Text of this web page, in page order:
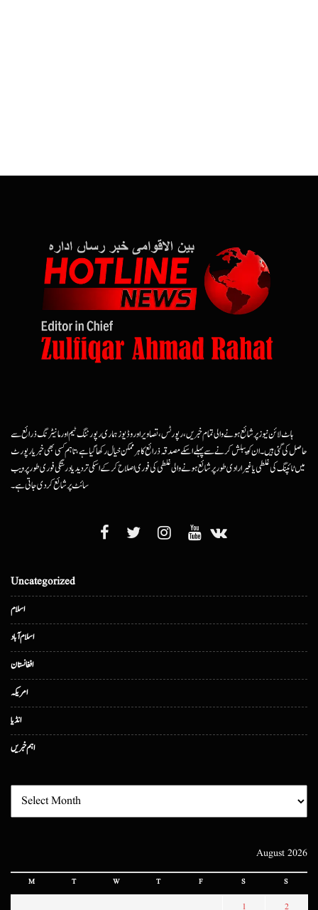
ہاٹ لائن نیوز پر شائع ہونے والی تمام خبریں، رپورٹس، تصاویر اور وڈیوز ہماری رپورٹنگ ٹیم اور مانیٹرنگ ذرائع سے
حاصل کی گئی ہیں۔ ان کو پبلش کرنے سے پہلے اسکے مصدقہ ذرائع کا ہرممکن خیال رکھا گیا ہے، تاہم کسی بھی خبر یا رپورٹ
میں ٹائپنگ کی غلطی یا غیرارادی طور پر شائع ہونے والی غلطی کی فوری اصلاح کرکے اسکی تردید یا درستگی فوری طور پر ویب
سائٹ پر شائع کردی جاتی ہے۔
Uncategorized
اسلام
اسلام آباد
افغانستان
امریکہ
انڈیا
اہم خبریں
August 2026
M T W T F S S
1 2